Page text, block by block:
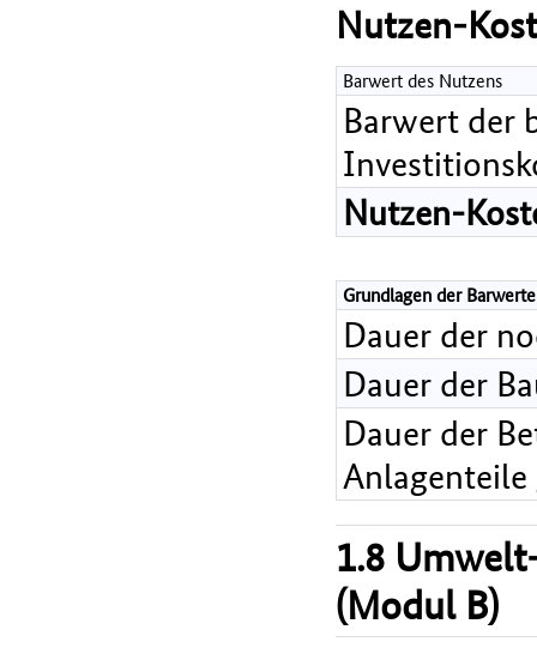
Nutzen-
Barwert des Nutzens
Barwert der
Nutzen-
Grundlagen der
Dauer der
Dauer der
Dauer der
1.8
(Modul B)